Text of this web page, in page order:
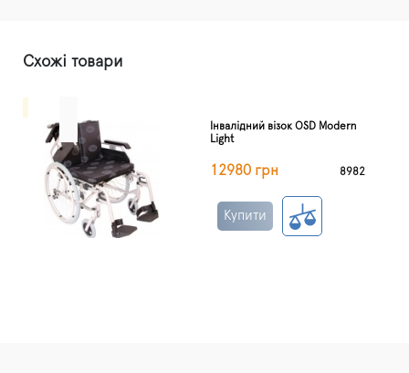
Схожі товари
Інвалідний візок OSD Modern
Light
12980 грн 8982
Купити